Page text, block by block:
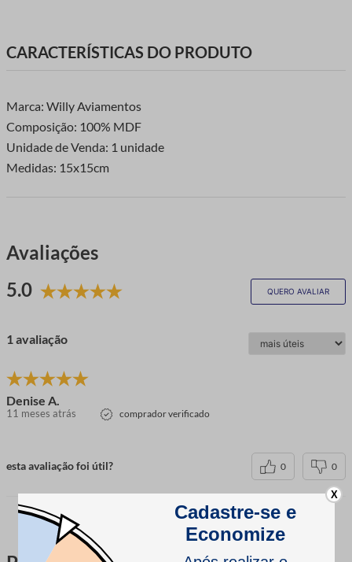
CARACTERÍSTICAS DO PRODUTO
Marca: Willy Aviamentos
Composição: 100% MDF
Unidade de Venda: 1 unidade
Medidas: 15x15cm
Avaliações
5.0
QUERO AVALIAR
1 avaliação
Denise A.
11 meses atrás comprador verificado
esta avaliação foi útil? 0 0
X